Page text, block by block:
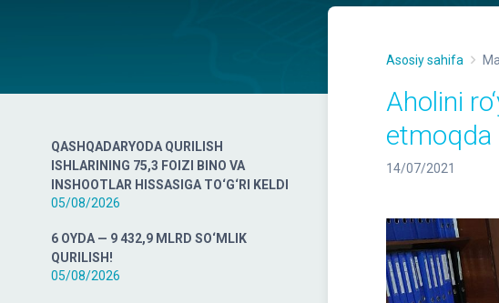
QASHQADARYODA QURILISH
ISHLARINING 75,3 FOIZI BINO VA
INSHOOTLAR HISSASIGA TO‘G‘RI KELDI
05/08/2026
6 OYDA — 9 432,9 MLRD SO‘MLIK
QURILISH!
05/08/2026
Asosiy sahifa
Aholini
etmoqda
14/07/2021